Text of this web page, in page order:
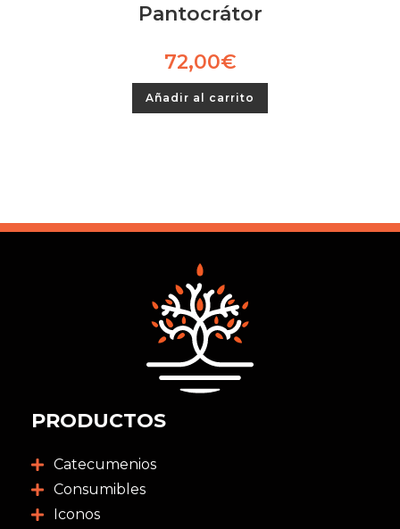
Pantocrátor
72,00€
Añadir al carrito
PRODUCTOS
Catecumenios
Consumibles
Iconos